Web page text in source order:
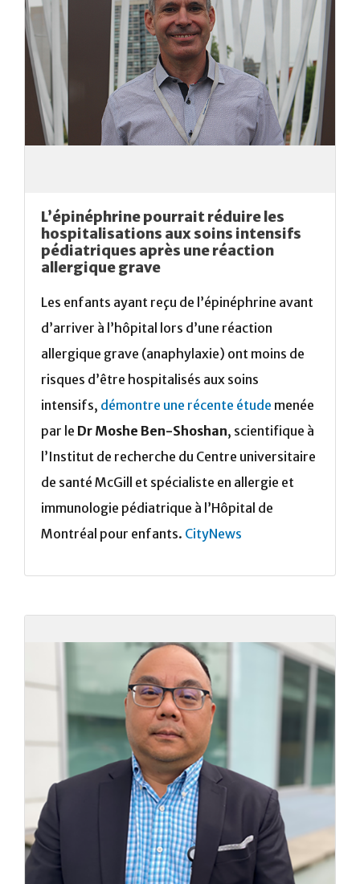
L’épinéphrine pourrait réduire les
hospitalisations aux soins intensifs
pédiatriques après une réaction
allergique grave
Les enfants ayant reçu de l’épinéphrine avant
d’arriver à l’hôpital lors d’une réaction
allergique grave (anaphylaxie) ont moins de
risques d’être hospitalisés aux soins
intensifs, démontre une récente étude menée
par le Dr Moshe Ben-Shoshan, scientifique à
l’Institut de recherche du Centre universitaire
de santé McGill et spécialiste en allergie et
immunologie pédiatrique à l’Hôpital de
Montréal pour enfants. CityNews